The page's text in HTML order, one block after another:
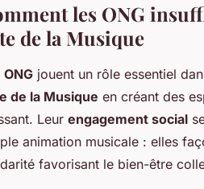
les ONG
de la Musique
ONG jouent un rôle essentiel
de la Musique en créant des
Leur engagement social
animation musicale : elles
favorisant le bien-être